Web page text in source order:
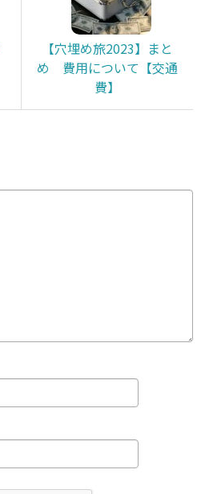
【穴埋め旅2023】まと
め 費用について【交通
費】